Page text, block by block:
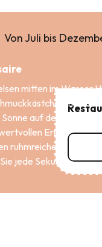
Von Juli bis
mitten im Wasser
in
auf dem Meer.
ruhmreichen
jede Sekunde in